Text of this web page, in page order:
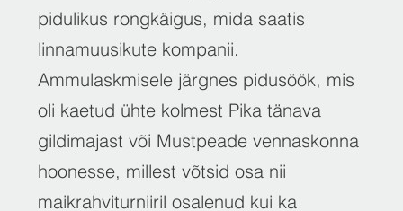
pidulikus rongkäigus, mida saatis
linnamuusikute kompanii.
Ammulaskmisele järgnes pidusöök, mis
oli kaetud ühte kolmest Pika tänava
gildimajast või Mustpeade vennaskonna
hoonesse, millest võtsid osa nii
maikrahviturniiril osalenud kui ka